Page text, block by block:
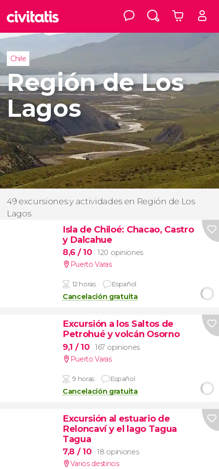
Chile
Región de Los
Lagos
49 excursiones y actividades en Región de Los
Lagos
Isla de Chiloé: Chacao, Castro
y Dalcahue
8,6 / 10
120 opiniones
Puerto Varas
12 horas Español
Cancelación gratuita
Excursión a los Saltos de
Petrohué y volcán Osorno
9,1 / 10
167 opiniones
Puerto Varas
9 horas Español
Cancelación gratuita
Excursión al estuario de
Reloncaví y el lago Tagua
Tagua
7,8 / 10
18 opiniones
Varios destinos